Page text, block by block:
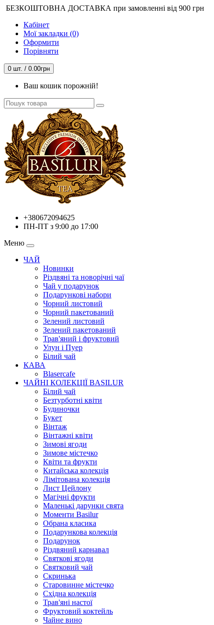
БЕЗКОШТОВНА ДОСТАВКА при замовленні від 900 грн
Кабінет
Мої закладки (0)
Оформити
Порівняти
0 шт. / 0.00грн
Ваш кошик порожній!
+380672094625
ПН-ПТ з 9:00 до 17:00
Меню
ЧАЙ
Новинки
Різдвяні та новорічні чаї
Чай у подарунок
Подарункові набори
Чорний листовий
Чорний пакетований
Зелений листовий
Зелений пакетований
Трав'яний і фруктовий
Улун і Пуер
Білий чай
КАВА
Blasercafe
ЧАЙНІ КОЛЕКЦІЇ BASILUR
Білий чай
Безтурботні квіти
Будиночки
Букет
Вінтаж
Вінтажні квіти
Зимові ягоди
Зимове містечко
Квіти та фрукти
Китайська колекція
Лімітована колекція
Лист Цейлону
Магічні фрукти
Маленькі дарунки свята
Моменти Basilur
Обрана класика
Подарункова колекція
Подарунок
Різдвяний карнавал
Святкові ягоди
Святковий чай
Скринька
Старовинне містечко
Східна колекція
Трав'яні настої
Фруктовий коктейль
Чайне вино